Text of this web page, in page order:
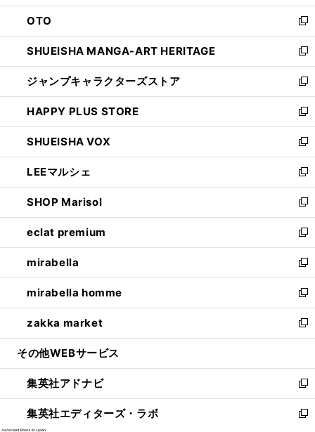
ウ
で
開
く
ン
ド
ウ
で
開
く
OTO
新
し
い
ウ
ィ
ン
ド
ウ
で
開
く
SHUEISHA MANGA-ART HERITAGE
新
し
い
ウ
ィ
ン
ド
ウ
で
開
く
ジャンプキャラクターズストア
新
し
い
ウ
ィ
ン
ド
ウ
で
開
く
HAPPY PLUS STORE
新
し
い
ウ
ィ
ン
ド
ウ
で
開
く
SHUEISHA VOX
新
し
い
ウ
ィ
ン
ド
ウ
で
開
く
LEEマルシェ
新
し
い
ウ
ィ
ン
ド
ウ
で
開
く
SHOP Marisol
新
し
い
ウ
ィ
ン
ド
ウ
で
開
eclat premium
新
し
い
ウ
ィ
ン
ド
ウ
開
く
mirabella
新
し
い
ウ
ィ
ン
ウ
で
開
く
mirabella homme
新
し
い
ウ
ン
ド
ウ
で
zakka market
新
し
ウ
ィ
ン
ド
その他WEBサービス
集英社アドナビ
新
し
い
集英社エディターズ・ラボ
新